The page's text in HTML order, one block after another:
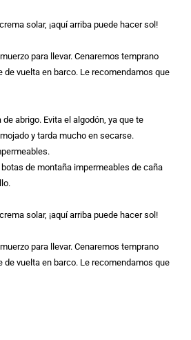
solar, ¡aquí arriba puede hacer sol!
para llevar. Cenaremos temprano
de vuelta en barco. Le recomendamos que
abrigo. Evita el algodón, ya que te
y tarda mucho en secarse.
de montaña impermeables de caña
solar, ¡aquí arriba puede hacer sol!
para llevar. Cenaremos temprano
de vuelta en barco. Le recomendamos que